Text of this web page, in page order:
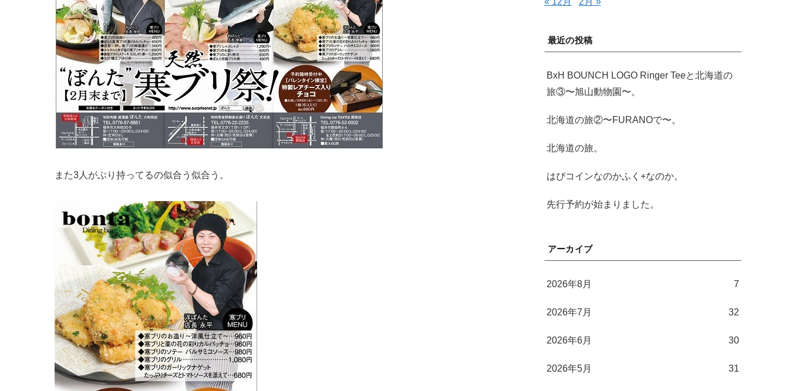
また3人がぶり持ってるの似合う似合う。
最近の投稿
BxH BOUNCH LOGO Ringer Teeと北海道の
旅③〜旭山動物園〜。
北海道の旅②〜FURANOで〜。
北海道の旅。
はぴコインなのかふく+なのか。
先行予約が始まりました。
アーカイブ
2026年8月 7
2026年7月 32
2026年6月 30
2026年5月 31